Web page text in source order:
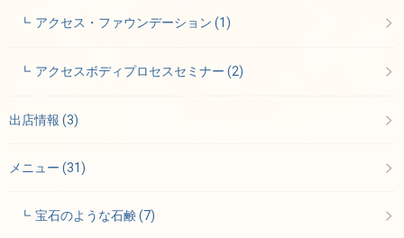
アクセス・ファウンデーション(1)
アクセスボディプロセスセミナー(2)
出店情報 (3)
メニュー (31)
宝石のような石鹸(7)